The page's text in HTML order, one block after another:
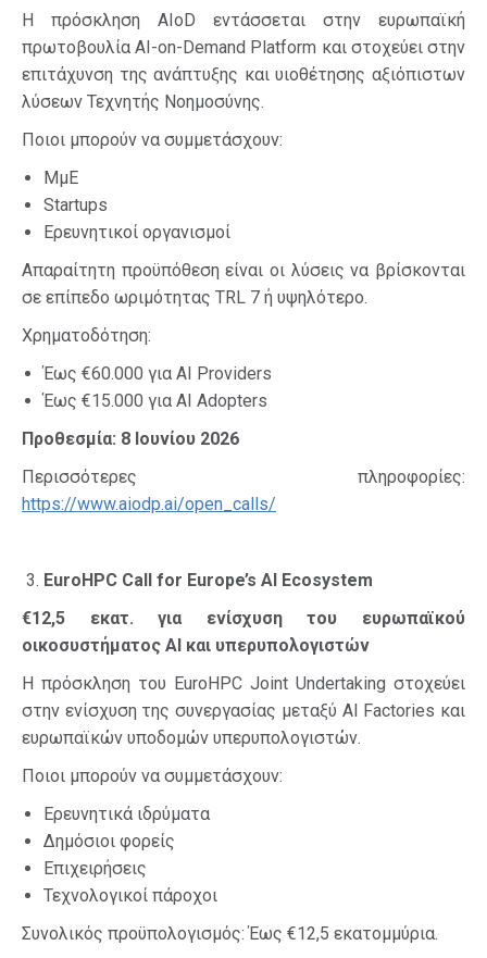
Η πρόσκληση AIoD εντάσσεται στην ευρωπαϊκή
πρωτοβουλία AI-on-Demand Platform και στοχεύει στην
επιτάχυνση της ανάπτυξης και υιοθέτησης αξιόπιστων
λύσεων Τεχνητής Νοημοσύνης.
Ποιοι μπορούν να συμμετάσχουν:
ΜμΕ
Startups
Ερευνητικοί οργανισμοί
Απαραίτητη προϋπόθεση είναι οι λύσεις να βρίσκονται
σε επίπεδο ωριμότητας TRL 7 ή υψηλότερο.
Χρηματοδότηση:
Έως €60.000 για AI Providers
Έως €15.000 για AI Adopters
Προθεσμία: 8 Ιουνίου 2026
Περισσότερες πληροφορίες:
https://www.aiodp.ai/open_calls/
EuroHPC Call for Europe’s AI Ecosystem
€12,5 εκατ. για ενίσχυση του ευρωπαϊκού
οικοσυστήματος AI και υπερυπολογιστών
Η πρόσκληση του EuroHPC Joint Undertaking στοχεύει
στην ενίσχυση της συνεργασίας μεταξύ AI Factories και
ευρωπαϊκών υποδομών υπερυπολογιστών.
Ποιοι μπορούν να συμμετάσχουν:
Ερευνητικά ιδρύματα
Δημόσιοι φορείς
Επιχειρήσεις
Τεχνολογικοί πάροχοι
Συνολικός προϋπολογισμός: Έως €12,5 εκατομμύρια.